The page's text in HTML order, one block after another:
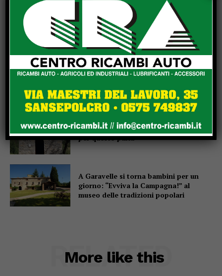
Due anziani, un finto poliziotto e un
inseguimento sulla E45
Pensiline fotovoltaiche sopra i
“Rendiamole obbligatorie”
La campana che non suona, e proprio
per questo parla
A Garavelle si torna bambini per un
giorno: “Evviva la Campagna!” al
museo delle tradizioni popolari
More like this
RELATED